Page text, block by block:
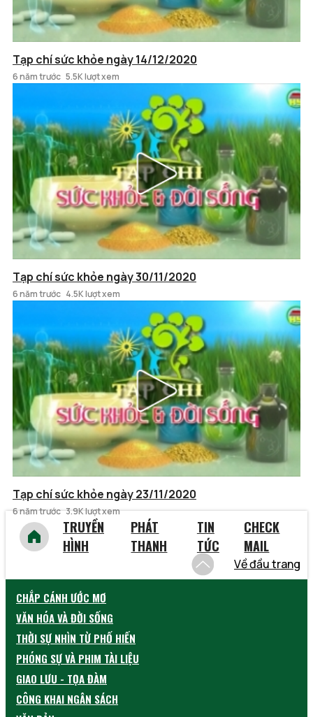
Tạp chí sức khỏe ngày 14/12/2020
6 năm trước 5.5K lượt xem
Tạp chí sức khỏe ngày 30/11/2020
6 năm trước 4.5K lượt xem
Tạp chí sức khỏe ngày 23/11/2020
6 năm trước 3.9K lượt xem
TRUYỀN
HÌNH
PHÁT
THANH
TIN
TỨC
CHECK
MAIL
Về đầu trang
CHẮP CÁNH ƯỚC MƠ
VĂN HÓA VÀ ĐỜI SỐNG
THỜI SỰ NHÌN TỪ PHỐ HIẾN
PHÓNG SỰ VÀ PHIM TÀI LIỆU
GIAO LƯU - TỌA ĐÀM
CÔNG KHAI NGÂN SÁCH